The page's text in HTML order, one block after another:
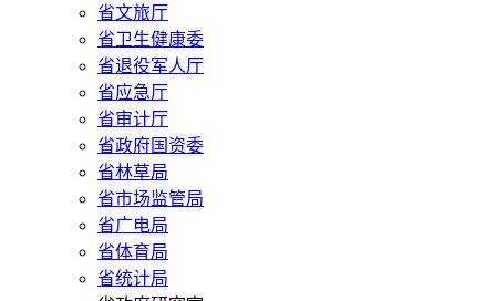
省文旅厅
省卫生健康委
省退役军人厅
省应急厅
省审计厅
省政府国资委
省林草局
省市场监管局
省广电局
省体育局
省统计局